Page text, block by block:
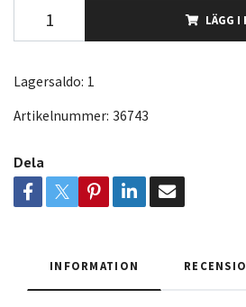
LÄGG I
Lagersaldo: 1
Artikelnummer: 36743
Dela
INFORMATION